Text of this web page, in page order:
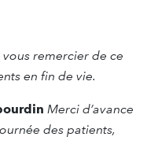
remercier de ce
en fin de vie.
Merci d’avance
des patients,